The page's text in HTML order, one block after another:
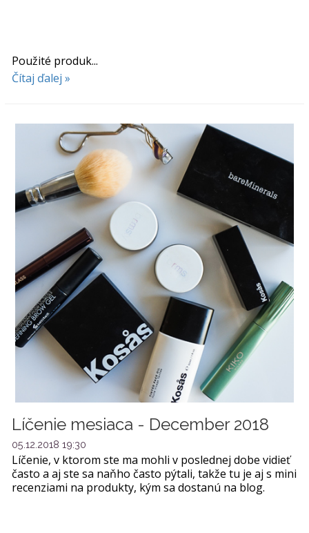
Použité produk...
Čítaj ďalej »
Líčenie mesiaca - December 2018
05.12.2018 19:30
Líčenie, v ktorom ste ma mohli v poslednej dobe vidieť
často a aj ste sa naňho často pýtali, takže tu je aj s mini
recenziami na produkty, kým sa dostanú na blog.